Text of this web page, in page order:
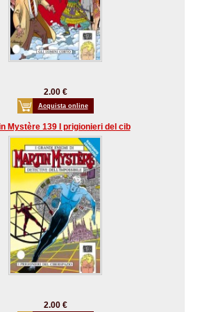
2.00 €
Acquista online
Mystère 139 I prigionieri del cib
2.00 €